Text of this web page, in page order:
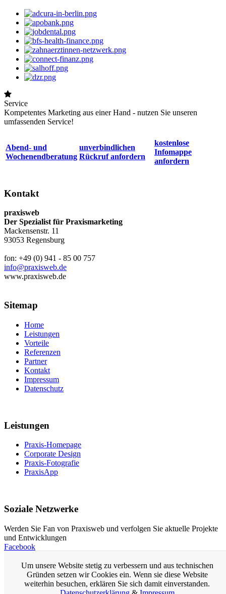
Service
Kompetentes Marketing aus einer Hand - nutzen Sie unseren
umfassenden Service!
Abend- und
Wochenendberatung
unverbindlichen
Rückruf anfordern
kostenlose
Infomappe
anfordern
Kontakt
praxisweb
Der Spezialist für Praxismarketing
Mackensenstr. 11
93053 Regensburg
fon: +49 (0) 941 - 85 00 757
info@praxisweb.de
www.praxisweb.de
Sitemap
Home
Leistungen
Vorteile
Referenzen
Partner
Kontakt
Impressum
Datenschutz
Leistungen
Praxis-Homepage
Corporate Design
Praxis-Fotografie
PraxisApp
Soziale Netzwerke
Werden Sie Fan von Praxisweb und verfolgen Sie aktuelle Projekte
und Entwicklungen
Facebook
Praxis-Homepage
Homepage für Ärzte
Arzt-Homepage
Um unsere Website stetig zu verbessern und aus technischen
Gründen setzen wir Cookies ein. Wenn sie diese Website
weiterhin besuchen, erklären Sie sich damit einverstanden.